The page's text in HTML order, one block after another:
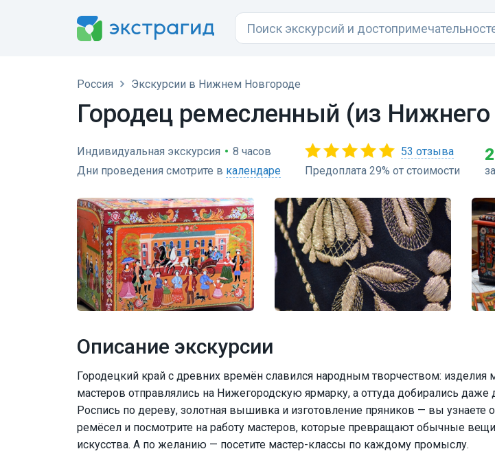
Россия Экскурсии в Нижнем Новгороде
Городец ремесленный (из
Индивидуальная экскурсия • 8 часов
Дни проведения смотрите в календаре
53 отзыва
Предоплата 29% от стоимости
Описание экскурсии
Городецкий край с древних времён славился народным творчеством: изделия
мастеров отправлялись на Нижегородскую ярмарку, а оттуда добирались
Роспись по дереву, золотная вышивка и изготовление пряников — вы узнаете
ремёсел и посмотрите на работу мастеров, которые превращают обычные
искусства. А по желанию — посетите мастер-классы по каждому промыслу.